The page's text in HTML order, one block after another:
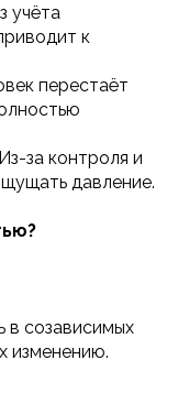
учёта
к
перестаёт
за контроля и
давление.
в созависимых
изменению.